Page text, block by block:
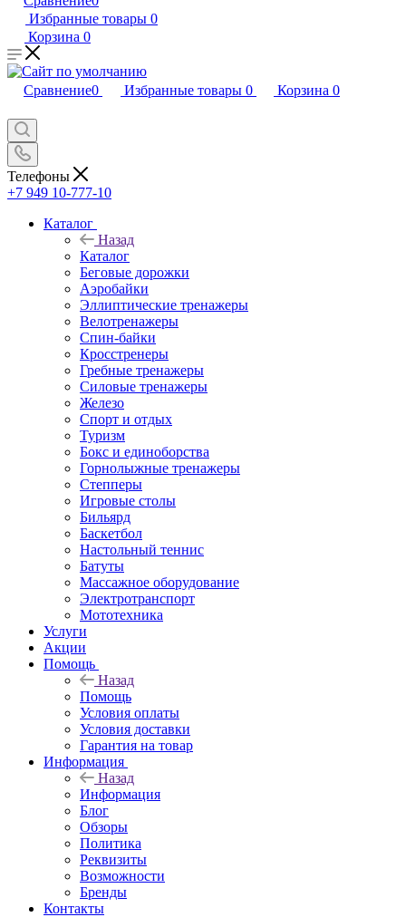
Избранные товары 0
Корзина 0
Сравнение0 Избранные товары 0 Корзина 0
Телефоны
+7 949 10-777-10
Каталог
Назад
Каталог
Беговые дорожки
Аэробайки
Эллиптические тренажеры
Велотренажеры
Спин-байки
Кросстренеры
Гребные тренажеры
Силовые тренажеры
Железо
Спорт и отдых
Туризм
Бокс и единоборства
Горнолыжные тренажеры
Степперы
Игровые столы
Бильярд
Баскетбол
Настольный теннис
Батуты
Массажное оборудование
Электротранспорт
Мототехника
Услуги
Акции
Помощь
Назад
Помощь
Условия оплаты
Условия доставки
Гарантия на товар
Информация
Назад
Информация
Блог
Обзоры
Политика
Реквизиты
Возможности
Бренды
Контакты